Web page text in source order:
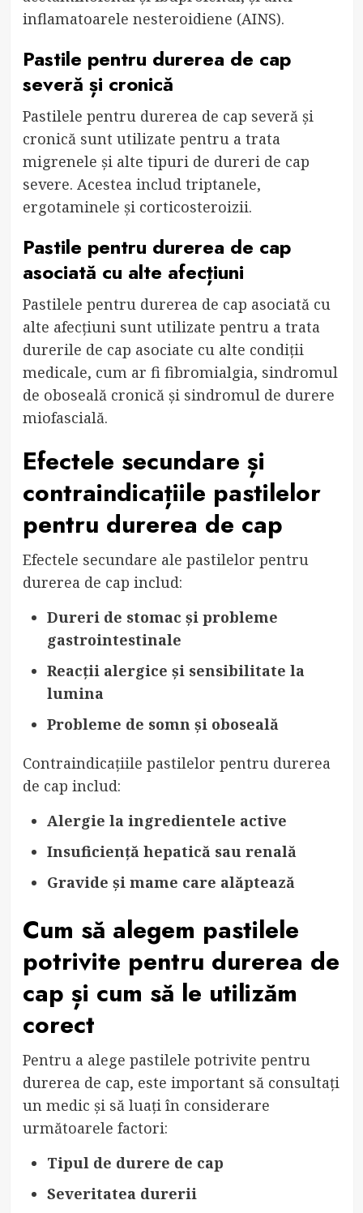
inflamatoarele nesteroidiene (AINS).
Pastile pentru durerea de cap
severă și cronică
Pastilele pentru durerea de cap severă și
cronică sunt utilizate pentru a trata
migrenele și alte tipuri de dureri de cap
severe. Acestea includ triptanele,
ergotaminele și corticosteroizii.
Pastile pentru durerea de cap
asociată cu alte afecțiuni
Pastilele pentru durerea de cap asociată cu
alte afecțiuni sunt utilizate pentru a trata
durerile de cap asociate cu alte condiții
medicale, cum ar fi fibromialgia, sindromul
de oboseală cronică și sindromul de durere
miofascială.
Efectele secundare și
contraindicațiile pastilelor
pentru durerea de cap
Efectele secundare ale pastilelor pentru
durerea de cap includ:
Dureri de stomac și probleme
gastrointestinale
Reacții alergice și sensibilitate la
lumina
Probleme de somn și oboseală
Contraindicațiile pastilelor pentru durerea
de cap includ:
Alergie la ingredientele active
Insuficiență hepatică sau renală
Gravide și mame care alăptează
Cum să alegem pastilele
potrivite pentru durerea de
cap și cum să le utilizăm
corect
Pentru a alege pastilele potrivite pentru
durerea de cap, este important să consultați
un medic și să luați în considerare
următoarele factori:
Tipul de durere de cap
Severitatea durerii